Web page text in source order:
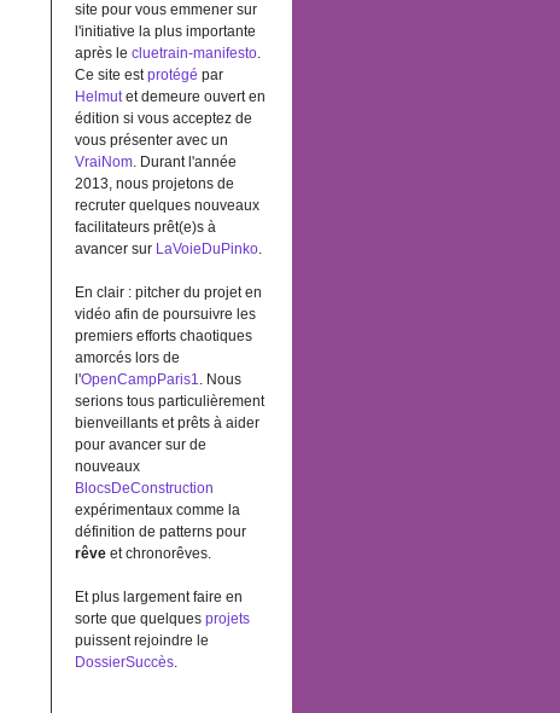
site pour vous emmener sur
l'initiative la plus importante
après le cluetrain-manifesto.
Ce site estprotégé par
Helmutet demeure ouvert en
édition si vous acceptez de
vous présenter avec un
VraiNom. Durant l'année
2013, nous projetons de
recruter quelques nouveaux
facilitateurs prêt(e)s à
avancer sur LaVoieDuPinko.
En clair : pitcher du projet en
vidéo afin de poursuivre les
premiers efforts chaotiques
amorcés lors de
l'OpenCampParis1. Nous
serions tous particulièrement
bienveillants et prêts à aider
pour avancer sur de
nouveaux
BlocsDeConstruction
expérimentaux comme la
définition de patterns pour
rêve et chronorêves.
Et plus largement faire en
sorte que quelques projets
puissent rejoindre le
DossierSuccès.